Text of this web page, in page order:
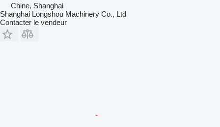
Chine, Shanghai
Shanghai Longshou Machinery Co., Ltd
Contacter le vendeur